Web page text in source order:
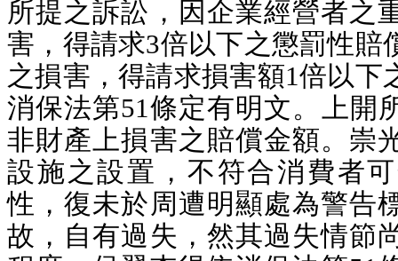
所提之訴訟，因企業經營者之
害，得請求3倍以下之懲罰性賠
之損害，得請求損害額1倍以下
消保法第51條定有明文。上開
非財產上損害之賠償金額。崇
設施之設置，不符合消費者
性，復未於周遭明顯處為警告
故，自有過失，然其過失情節